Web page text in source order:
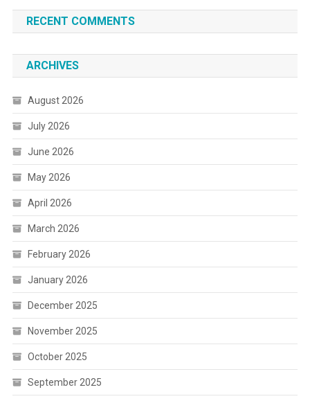
RECENT COMMENTS
ARCHIVES
August 2026
July 2026
June 2026
May 2026
April 2026
March 2026
February 2026
January 2026
December 2025
November 2025
October 2025
September 2025